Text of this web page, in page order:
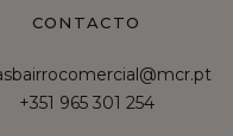
CONTACTO
+351 965 301 254